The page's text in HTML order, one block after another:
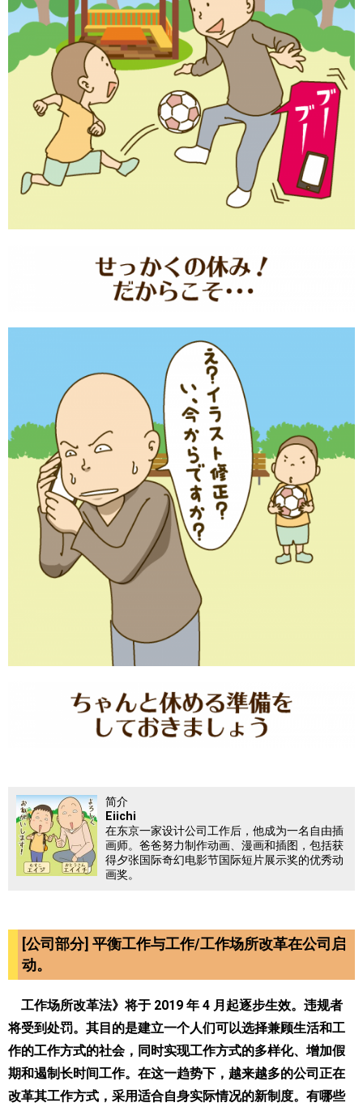
简介
Eiichi
在东京一家设计公司工作后，他成为一名自由插
画师。爸爸努力制作动画、漫画和插图，包括获
得夕张国际奇幻电影节国际短片展示奖的优秀动
画奖。
[公司部分] 平衡工作与工作/工作场所改革在公司启
动。
工作场所改革法》将于 2019 年 4 月起逐步生效。违规者
将受到处罚。其目的是建立一个人们可以选择兼顾生活和工
作的工作方式的社会，同时实现工作方式的多样化、增加假
期和遏制长时间工作。在这一趋势下，越来越多的公司正在
改革其工作方式，采用适合自身实际情况的新制度。有哪些